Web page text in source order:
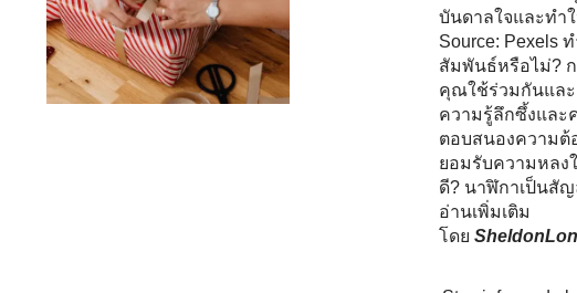
บันดาลใจและทำ
Source: Pexels
สัมพันธ์หรือไม่?
คุณใช้ร่วมกันและ
ความรู้ลึกซึ้งและ
ตอบสนองความต้
ยอมรับความหลง
ดี? นาฬิกาเป็นสั
อ่านเพิ่มเติม
โดย